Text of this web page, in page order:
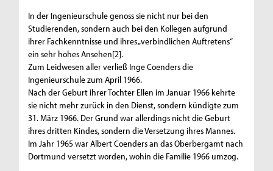
In der Ingenieurschule genoss sie nicht nur bei den
Studierenden, sondern auch bei den Kollegen aufgrund
ihrer Fachkenntnisse und ihres „verbindlichen Auftretens“
ein sehr hohes Ansehen[2].
Zum Leidwesen aller verließ Inge Coenders die
Ingenieurschule zum April 1966.
Nach der Geburt ihrer Tochter Ellen im Januar 1966 kehrte
sie nicht mehr zurück in den Dienst, sondern kündigte zum
31. März 1966. Der Grund war allerdings nicht die Geburt
ihres dritten Kindes, sondern die Versetzung ihres Mannes.
Im Jahr 1965 war Albert Coenders an das Oberbergamt nach
Dortmund versetzt worden, wohin die Familie 1966 umzog.